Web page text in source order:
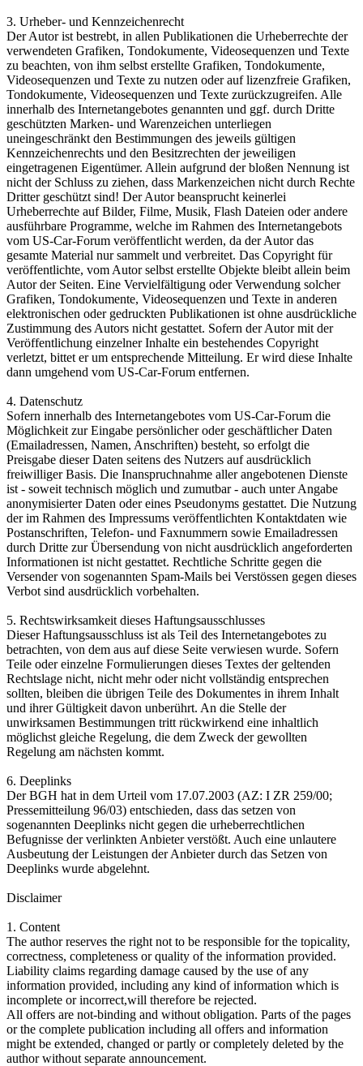
3. Urheber- und Kennzeichenrecht
Der Autor ist bestrebt, in allen Publikationen die Urheberrechte der
verwendeten Grafiken, Tondokumente, Videosequenzen und Texte
zu beachten, von ihm selbst erstellte Grafiken, Tondokumente,
Videosequenzen und Texte zu nutzen oder auf lizenzfreie Grafiken,
Tondokumente, Videosequenzen und Texte zurückzugreifen. Alle
innerhalb des Internetangebotes genannten und ggf. durch Dritte
geschützten Marken- und Warenzeichen unterliegen
uneingeschränkt den Bestimmungen des jeweils gültigen
Kennzeichenrechts und den Besitzrechten der jeweiligen
eingetragenen Eigentümer. Allein aufgrund der bloßen Nennung ist
nicht der Schluss zu ziehen, dass Markenzeichen nicht durch Rechte
Dritter geschützt sind! Der Autor beansprucht keinerlei
Urheberrechte auf Bilder, Filme, Musik, Flash Dateien oder andere
ausführbare Programme, welche im Rahmen des Internetangebots
vom US-Car-Forum veröffentlicht werden, da der Autor das
gesamte Material nur sammelt und verbreitet. Das Copyright für
veröffentlichte, vom Autor selbst erstellte Objekte bleibt allein beim
Autor der Seiten. Eine Vervielfältigung oder Verwendung solcher
Grafiken, Tondokumente, Videosequenzen und Texte in anderen
elektronischen oder gedruckten Publikationen ist ohne ausdrückliche
Zustimmung des Autors nicht gestattet. Sofern der Autor mit der
Veröffentlichung einzelner Inhalte ein bestehendes Copyright
verletzt, bittet er um entsprechende Mitteilung. Er wird diese Inhalte
dann umgehend vom US-Car-Forum entfernen.
4. Datenschutz
Sofern innerhalb des Internetangebotes vom US-Car-Forum die
Möglichkeit zur Eingabe persönlicher oder geschäftlicher Daten
(Emailadressen, Namen, Anschriften) besteht, so erfolgt die
Preisgabe dieser Daten seitens des Nutzers auf ausdrücklich
freiwilliger Basis. Die Inanspruchnahme aller angebotenen Dienste
ist - soweit technisch möglich und zumutbar - auch unter Angabe
anonymisierter Daten oder eines Pseudonyms gestattet. Die Nutzung
der im Rahmen des Impressums veröffentlichten Kontaktdaten wie
Postanschriften, Telefon- und Faxnummern sowie Emailadressen
durch Dritte zur Übersendung von nicht ausdrücklich angeforderten
Informationen ist nicht gestattet. Rechtliche Schritte gegen die
Versender von sogenannten Spam-Mails bei Verstössen gegen dieses
Verbot sind ausdrücklich vorbehalten.
5. Rechtswirksamkeit dieses Haftungsausschlusses
Dieser Haftungsausschluss ist als Teil des Internetangebotes zu
betrachten, von dem aus auf diese Seite verwiesen wurde. Sofern
Teile oder einzelne Formulierungen dieses Textes der geltenden
Rechtslage nicht, nicht mehr oder nicht vollständig entsprechen
sollten, bleiben die übrigen Teile des Dokumentes in ihrem Inhalt
und ihrer Gültigkeit davon unberührt. An die Stelle der
unwirksamen Bestimmungen tritt rückwirkend eine inhaltlich
möglichst gleiche Regelung, die dem Zweck der gewollten
Regelung am nächsten kommt.
6. Deeplinks
Der BGH hat in dem Urteil vom 17.07.2003 (AZ: I ZR 259/00;
Pressemitteilung 96/03) entschieden, dass das setzen von
sogenannten Deeplinks nicht gegen die urheberrechtlichen
Befugnisse der verlinkten Anbieter verstößt. Auch eine unlautere
Ausbeutung der Leistungen der Anbieter durch das Setzen von
Deeplinks wurde abgelehnt.
Disclaimer
1. Content
The author reserves the right not to be responsible for the topicality,
correctness, completeness or quality of the information provided.
Liability claims regarding damage caused by the use of any
information provided, including any kind of information which is
incomplete or incorrect,will therefore be rejected.
All offers are not-binding and without obligation. Parts of the pages
or the complete publication including all offers and information
might be extended, changed or partly or completely deleted by the
author without separate announcement.